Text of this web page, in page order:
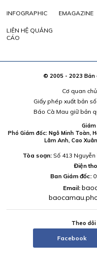
INFOGRAPHIC EMAGAZINE
LIÊN HỆ QUẢNG
CÁO
© 2005 - 2023 Bản
Cơ quan
Giấy phép xuất bản
Báo Cà Mau giữ bản
Giám
Phó Giám đốc: Ngô Minh Toàn,
Lâm Anh, Cao
Tòa soạn:Số 413 Nguyễn
Điện
Ban Giám đốc:
Email:
Theo dõi
Facebook